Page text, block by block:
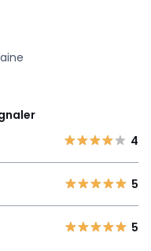
4
5
5